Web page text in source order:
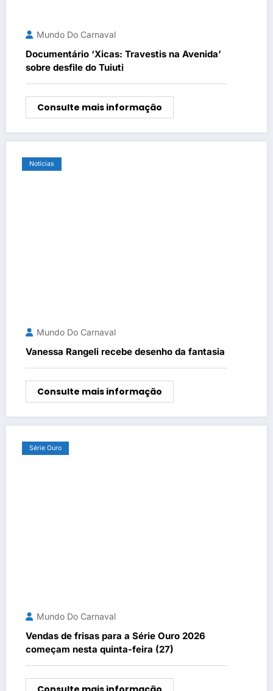
Mundo Do Carnaval
Documentário ‘Xicas: Travestis na Avenida’
sobre desfile do Tuiuti
Consulte mais informação
Notícias
Mundo Do Carnaval
Vanessa Rangeli recebe desenho da fantasia
Consulte mais informação
Série Ouro
Mundo Do Carnaval
Vendas de frisas para a Série Ouro 2026
começam nesta quinta-feira (27)